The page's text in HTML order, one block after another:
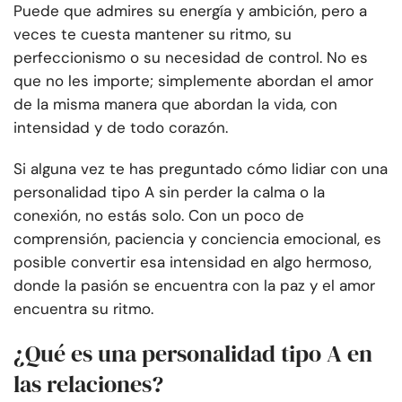
Puede que admires su energía y ambición, pero a
veces te cuesta mantener su ritmo, su
perfeccionismo o su necesidad de control. No es
que no les importe; simplemente abordan el amor
de la misma manera que abordan la vida, con
intensidad y de todo corazón.
Si alguna vez te has preguntado cómo lidiar con una
personalidad tipo A sin perder la calma o la
conexión, no estás solo. Con un poco de
comprensión, paciencia y conciencia emocional, es
posible convertir esa intensidad en algo hermoso,
donde la pasión se encuentra con la paz y el amor
encuentra su ritmo.
¿Qué es una personalidad tipo A en
las relaciones?